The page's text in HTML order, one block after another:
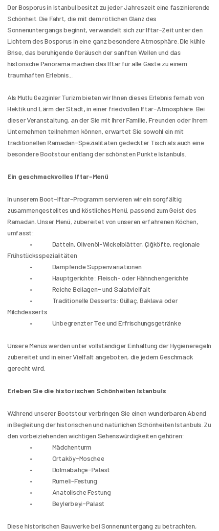
Der Bosporus in Istanbul besitzt zu jeder Jahreszeit eine faszinierende
Schönheit. Die Fahrt, die mit dem rötlichen Glanz des
Sonnenuntergangs beginnt, verwandelt sich zur Iftar-Zeit unter den
Lichtern des Bosporus in eine ganz besondere Atmosphäre. Die kühle
Brise, das beruhigende Geräusch der sanften Wellen und das
historische Panorama machen das Iftar für alle Gäste zu einem
traumhaften Erlebnis...
Als Mutlu Gezginler Turizm bieten wir Ihnen dieses Erlebnis fernab von
Hektik und Lärm der Stadt, in einer friedvollen Iftar-Atmosphäre. Bei
dieser Veranstaltung, an der Sie mit Ihrer Familie, Freunden oder Ihrem
Unternehmen teilnehmen können, erwartet Sie sowohl ein mit
traditionellen Ramadan-Spezialitäten gedeckter Tisch als auch eine
besondere Bootstour entlang der schönsten Punkte Istanbuls.
Ein geschmackvolles Iftar-Menü
In unserem Boot-Iftar-Programm servieren wir ein sorgfältig
zusammengestelltes und köstliches Menü, passend zum Geist des
Ramadan. Unser Menü, zubereitet von unseren erfahrenen Köchen,
umfasst:
•               Datteln, Olivenöl-Wickelblätter, Çiğköfte, regionale
Frühstücksspezialitäten
•               Dampfende Suppenvariationen
•               Hauptgerichte: Fleisch- oder Hähnchengerichte
•               Reiche Beilagen- und Salatvielfalt
•               Traditionelle Desserts: Güllaç, Baklava oder
Milchdesserts
•               Unbegrenzter Tee und Erfrischungsgetränke
Unsere Menüs werden unter vollständiger Einhaltung der Hygieneregeln
zubereitet und in einer Vielfalt angeboten, die jedem Geschmack
gerecht wird.
Erleben Sie die historischen Schönheiten Istanbuls
Während unserer Bootstour verbringen Sie einen wunderbaren Abend
in Begleitung der historischen und natürlichen Schönheiten Istanbuls. Zu
den vorbeiziehenden wichtigen Sehenswürdigkeiten gehören:
•               Mädchenturm
•               Ortaköy-Moschee
•               Dolmabahçe-Palast
•               Rumeli-Festung
•               Anatolische Festung
•               Beylerbeyi-Palast
Diese historischen Bauwerke bei Sonnenuntergang zu betrachten,